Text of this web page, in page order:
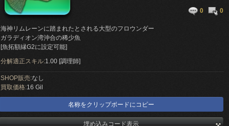
0 0
海神リムレーンに踏まれたとされる大型のフロウンダー
ガラディオン湾沖合の稀少魚
[魚拓額縁G2に設定可能]
分解適正スキル:1.00 [調理師]
SHOP販売:なし
買取価格:16 Gil
名称をクリップボードにコピー
埋め込みコード表示